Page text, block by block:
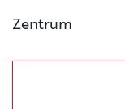
Zentrum